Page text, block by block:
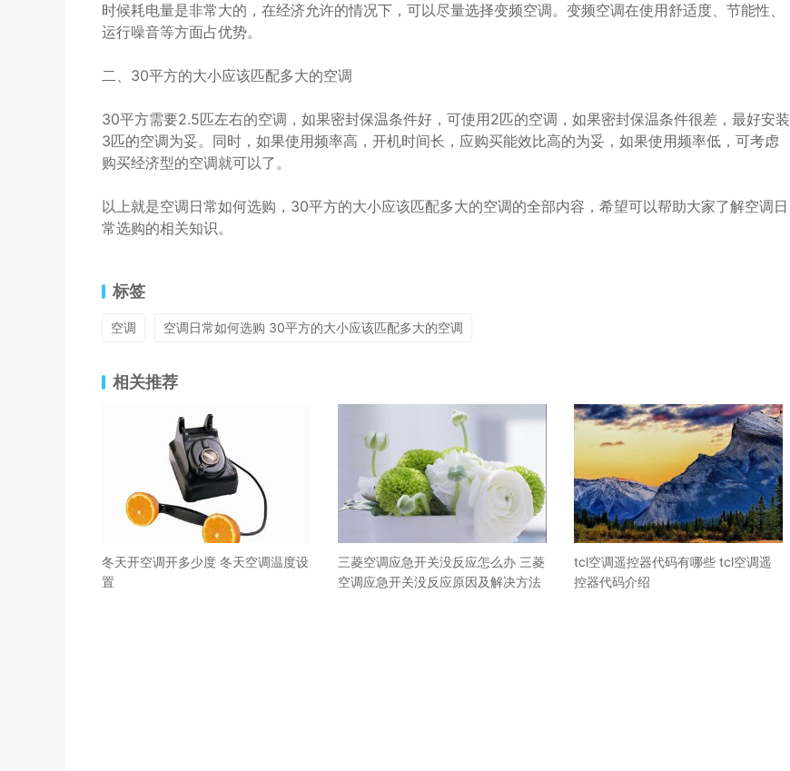
时候耗电量是非常大的，在经济允许的情况下，可以尽量选择变频空调。变频空调在使用舒适度、节能性、
运行噪音等方面占优势。
二、30平方的大小应该匹配多大的空调
30平方需要2.5匹左右的空调，如果密封保温条件好，可使用2匹的空调，如果密封保温条件很差，最好安装
3匹的空调为妥。同时，如果使用频率高，开机时间长，应购买能效比高的为妥，如果使用频率低，可考虑
购买经济型的空调就可以了。
以上就是空调日常如何选购，30平方的大小应该匹配多大的空调的全部内容，希望可以帮助大家了解空调日
常选购的相关知识。
标签
空调 空调日常如何选购 30平方的大小应该匹配多大的空调
相关推荐
冬天开空调开多少度 冬天空调温度设
置
三菱空调应急开关没反应怎么办 三菱
空调应急开关没反应原因及解决方法
tcl空调遥控器代码有哪些 tcl空调遥
控器代码介绍